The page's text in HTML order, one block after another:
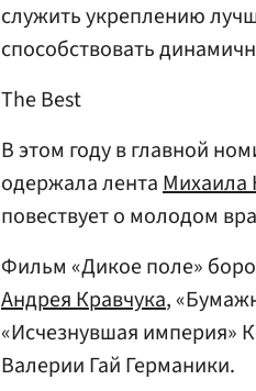
служить укреплению
способствовать
The Best
В этом году в главной
одержала лентаМихаила
повествует о молодом
Фильм «Дикое поле»
Андрея Кравчука,
«Исчезнувшая империя»
Валерии Гай Германики.